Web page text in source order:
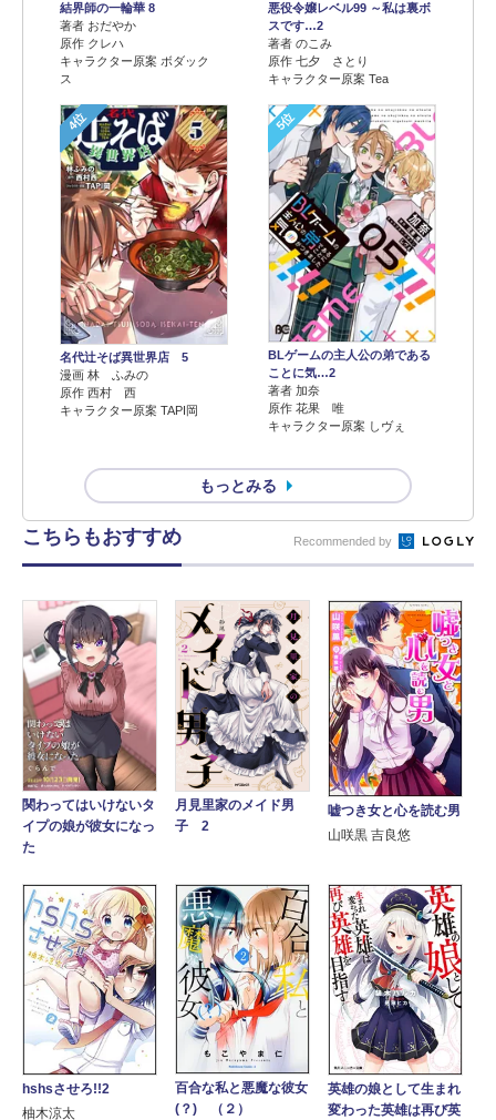
結界師の一輪華 8
著者 おだやか
原作 クレハ
キャラクター原案 ボダック
ス
悪役令嬢レベル99 ～私は裏ボ
スです…2
著者 のこみ
原作 七夕 さとり
キャラクター原案 Tea
4位
名代辻そば異世界店 5
漫画 林 ふみの
原作 西村 西
キャラクター原案 TAPI岡
5位
BLゲームの主人公の弟である
ことに気…2
著者 加奈
原作 花果 唯
キャラクター原案 しヴぇ
もっとみる
こちらもおすすめ Recommended by
関わってはいけないタ
イプの娘が彼女になっ
た
月見里家のメイド男
子 2
嘘つき女と心を読む男
山咲黒 吉良悠
hshsさせろ!!2
柚木涼太
百合な私と悪魔な彼女
(？) （２）
英雄の娘として生まれ
変わった英雄は再び英